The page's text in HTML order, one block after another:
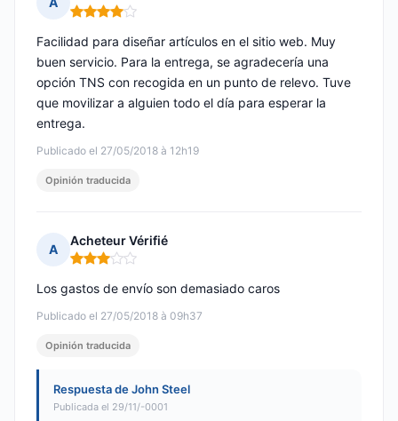
Nota: 4 de 5
Publicado el 27/05/2018 à 12h19
Facilidad para diseñar artículos en el sitio web. Muy
buen servicio. Para la entrega, se agradecería una
opción TNS con recogida en un punto de relevo. Tuve
que movilizar a alguien todo el día para esperar la
entrega.
Opinión traducida
A
Acheteur Vérifié
Nota: 3 de 5
Publicado el 27/05/2018 à 09h37
Los gastos de envío son demasiado caros
Opinión traducida
Respuesta de John Steel
Publicada el 29/11/-0001